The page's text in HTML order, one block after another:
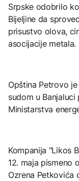
Srpske odobrilo
Bijeljine da
prisustvo olova,
asocijacije metala.
Opština Petrovo
sudom u
Ministarstva
Kompanija "Likos
12. maja pismeno
Ozrena Petkovića